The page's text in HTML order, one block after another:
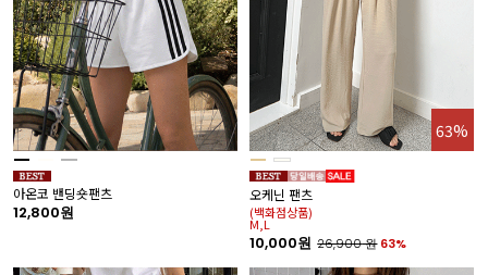
아온코 밴딩숏팬츠
12,800원
63%
오케닌 팬츠
(백화점상품)
M,L
10,000원 26,900원 63%